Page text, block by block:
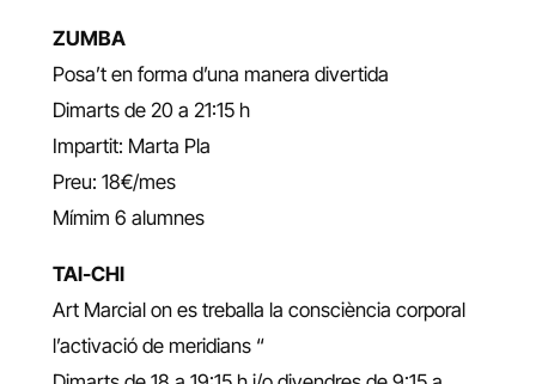
ZUMBA
Posa’t en forma d’una manera divertida
Dimarts de 20 a 21:15 h
Impartit: Marta Pla
Preu: 18€/mes
Mímim 6 alumnes
TAI-CHI
Art Marcial on es treballa la consciència corporal
l’activació de meridians “